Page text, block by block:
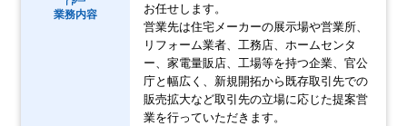
業務内容
お任せします。
営業先は住宅メーカーの展示場や営業所、
リフォーム業者、工務店、ホームセンタ
ー、家電量販店、工場等を持つ企業、官公
庁と幅広く、新規開拓から既存取引先での
販売拡大など取引先の立場に応じた提案営
業を行っていただきます。